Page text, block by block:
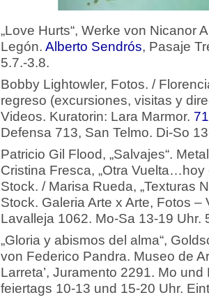
„Love Hurts“, Werke von Nicanor
Legón. Alberto Sendrós, Pasaje
5.7.-3.8.
Bobby Lightowler, Fotos. /
regreso (excursiones, visitas y
Videos. Kuratorin: Lara Marmor.
Defensa 713, San Telmo. Di-So
Patricio Gil Flood, „Salvajes“.
Cristina Fresca, „Otra Vuelta…hoy
Stock. / Marisa Rueda, „Texturas
Stock. Galeria Arte x Arte, Fotos –
Lavalleja 1062. Mo-Sa 13-19 Uhr.
„Gloria y abismos del alma“,
von Federico Pandra. Museo de
Larreta’, Juramento 2291. Mo
feiertags 10-13 und 15-20 Uhr.